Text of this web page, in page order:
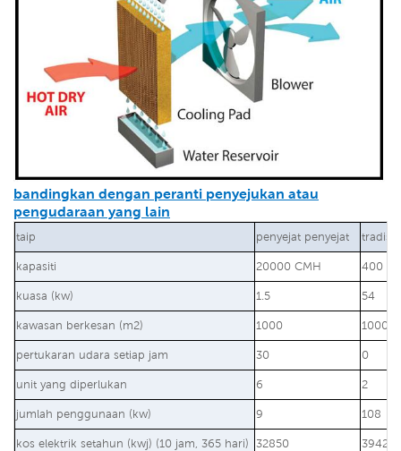
bandingkan dengan peranti penyejukan atau
pengudaraan yang lain
taip penyejat penyejat
kapasiti 20000 CMH 400
kuasa (kw) 1.5 54
kawasan berkesan (m2) 1000 1000
pertukaran udara setiap jam 30 0
unit yang diperlukan 6 2
jumlah penggunaan (kw) 9 108
kos elektrik setahun (kwj) (10 jam, 365 hari) 32850